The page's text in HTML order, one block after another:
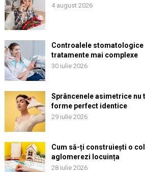
4 august 2026
Controalele stomatologice
tratamente mai complexe
30 iulie 2026
Sprâncenele asimetrice
forme perfect identice
29 iulie 2026
Cum să-ți construiești o
aglomerezi locuința
28 iulie 2026